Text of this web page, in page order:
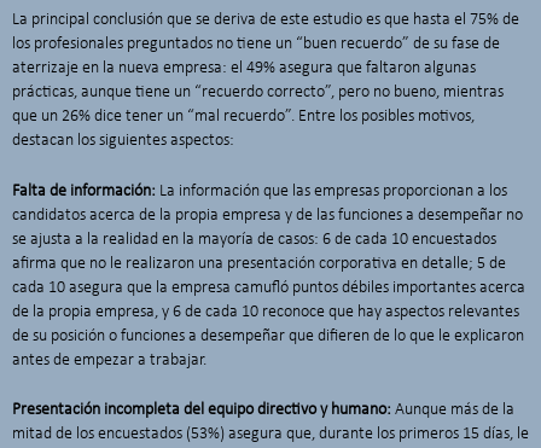
La principal conclusión que se deriva de este estudio es que hasta el 75% de
los profesionales preguntados no tiene un “buen recuerdo” de su fase de
aterrizaje en la nueva empresa: el 49% asegura que faltaron algunas
prácticas, aunque tiene un “recuerdo correcto”, pero no bueno, mientras
que un 26% dice tener un “mal recuerdo”. Entre los posibles motivos,
destacan los siguientes aspectos:
Falta de información: La información que las empresas proporcionan a los
candidatos acerca de la propia empresa y de las funciones a desempeñar no
se ajusta a la realidad en la mayoría de casos: 6 de cada 10 encuestados
afirma que no le realizaron una presentación corporativa en detalle; 5 de
cada 10 asegura que la empresa camufló puntos débiles importantes acerca
de la propia empresa, y 6 de cada 10 reconoce que hay aspectos relevantes
de su posición o funciones a desempeñar que difieren de lo que le explicaron
antes de empezar a trabajar.
Presentación incompleta del equipo directivo y humano: Aunque más de la
mitad de los encuestados (53%) asegura que, durante los primeros 15 días, le